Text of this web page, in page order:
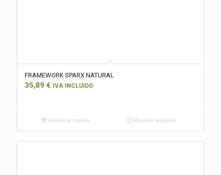
FRAMEWORK SPARX NATURAL
35,89 € IVA INCLUIDO
Añadir al carrito Mostrar detalles